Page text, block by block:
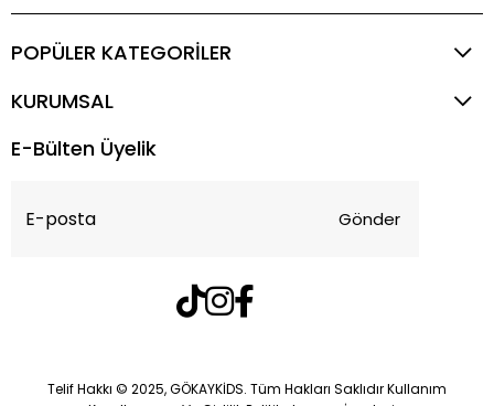
POPÜLER KATEGORİLER
KURUMSAL
E-Bülten Üyelik
Gönder
Telif Hakkı © 2025, GÖKAYKİDS. Tüm Hakları Saklıdır Kullanım